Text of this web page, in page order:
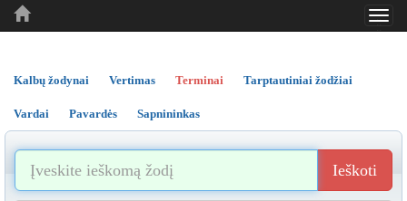
..
..
Kalbų žodynai Vertimas Terminai Tarptautiniai žodžiai
Vardai Pavardės Sapnininkas
Ieškoti